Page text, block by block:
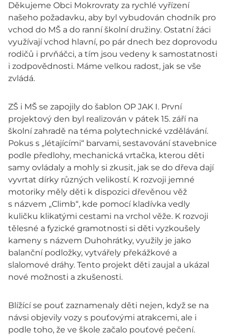
Děkujeme Obci Mokrovraty za rychlé vyřízení
našeho požadavku, aby byl vybudován chodník pro
vchod do MŠ a do ranní školní družiny. Ostatní žáci
využívají vchod hlavní, po pár dnech bez doprovodu
rodičů i prvňáčci, a tím jsou vedeny k samostatnosti
i zodpovědnosti. Máme velkou radost, jak se vše
zvládá.
ZŠ i MŠ se zapojily do šablon OP JAK I. První
projektový den byl realizován v pátek 15. září na
školní zahradě na téma polytechnické vzdělávání.
Pokus s „létajícími“ barvami, sestavování stavebnice
podle předlohy, mechanická vrtačka, kterou děti
samy ovládaly a mohly si zkusit, jak se do dřeva dají
vyvrtat dírky různých velikostí. K rozvoji jemné
motoriky měly děti k dispozici dřevěnou věž
s názvem „Climb“, kde pomocí kladívka vedly
kuličku klikatými cestami na vrchol věže. K rozvoji
tělesné a fyzické gramotnosti si děti vyzkoušely
kameny s názvem Duhohrátky, využily je jako
balanční podložky, vytvářely překážkové a
slalomové dráhy. Tento projekt děti zaujal a ukázal
nové možnosti a zkušenosti.
Blížící se pouť zaznamenaly děti nejen, když se na
návsi objevily vozy s pouťovými atrakcemi, ale i
podle toho, že ve škole začalo pouťové pečení.